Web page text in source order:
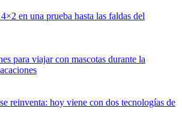
en una prueba hasta las faldas del
para viajar con mascotas durante la
reinventa: hoy viene con dos tecnologías de